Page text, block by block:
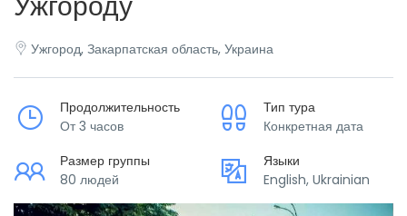
Ужгород, Закарпатская область, Украина
Продолжительность
От 3 часов
Тип тура
Конкретная дата
Размер группы
80 людей
Языки
English, Ukrainian